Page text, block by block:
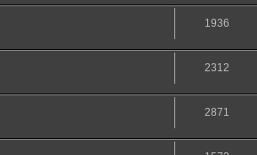
1936
2312
2871